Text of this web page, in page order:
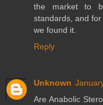
the market to
standards, and
we found it.
Reply
Unknown
Are Anabolic